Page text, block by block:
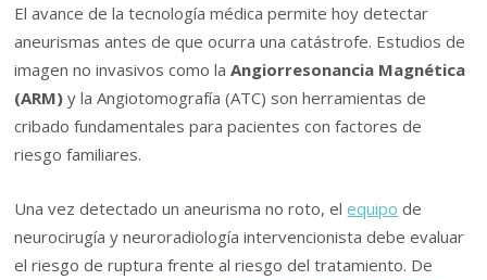
El avance de la tecnología médica permite hoy detectar
aneurismas antes de que ocurra una catástrofe. Estudios de
imagen no invasivos como laAngiorresonancia Magnética
(ARM) y la Angiotomografía (ATC) son herramientas de
cribado fundamentales para pacientes con factores de
riesgo familiares.
Una vez detectado un aneurisma no roto, elequipo de
neurocirugía y neuroradiología intervencionista debe evaluar
el riesgo de ruptura frente al riesgo del tratamiento. De